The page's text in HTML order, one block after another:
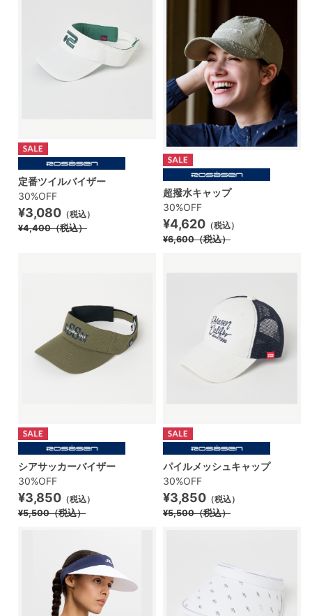
定番ツイルバイザー
30%OFF
¥3,080 （税込）
¥4,400（税込）
超撥水キャップ
30%OFF
¥4,620 （税込）
¥6,600（税込）
シアサッカーバイザー
30%OFF
¥3,850 （税込）
¥5,500（税込）
パイルメッシュキャップ
30%OFF
¥3,850 （税込）
¥5,500（税込）